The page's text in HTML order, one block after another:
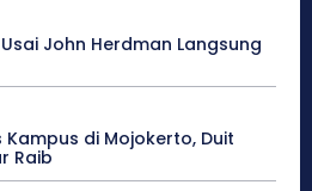
John Herdman Langsung
di Mojokerto, Duit
Raib